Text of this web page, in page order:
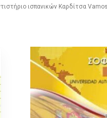
ισπανικών Καρδίτσα